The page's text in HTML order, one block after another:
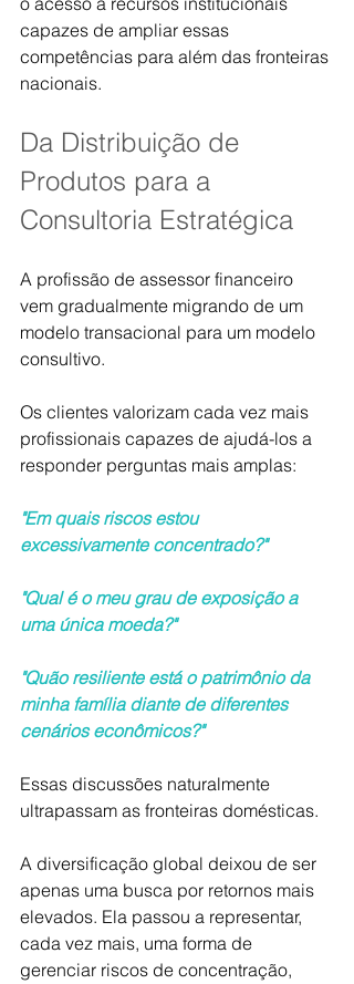
capazes de ampliar essas
competências para além das fronteiras
nacionais.
Da Distribuição de
Produtos para a
Consultoria Estratégica
A profissão de assessor financeiro
vem gradualmente migrando de um
modelo transacional para um modelo
consultivo.
Os clientes valorizam cada vez mais
profissionais capazes de ajudá-los a
responder perguntas mais amplas:
"Em quais riscos estou
excessivamente concentrado?"
"Qual é o meu grau de exposição a
uma única moeda?"
"Quão resiliente está o patrimônio da
minha família diante de diferentes
cenários econômicos?"
Essas discussões naturalmente
ultrapassam as fronteiras domésticas.
A diversificação global deixou de ser
apenas uma busca por retornos mais
elevados. Ela passou a representar,
cada vez mais, uma forma de
gerenciar riscos de concentração,